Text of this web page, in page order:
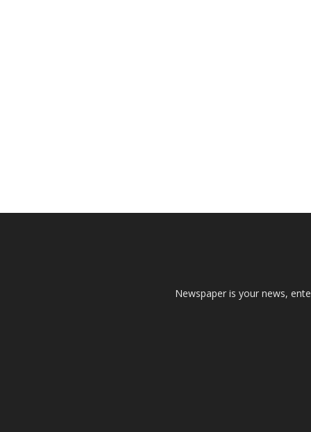
Newspaper is your news,